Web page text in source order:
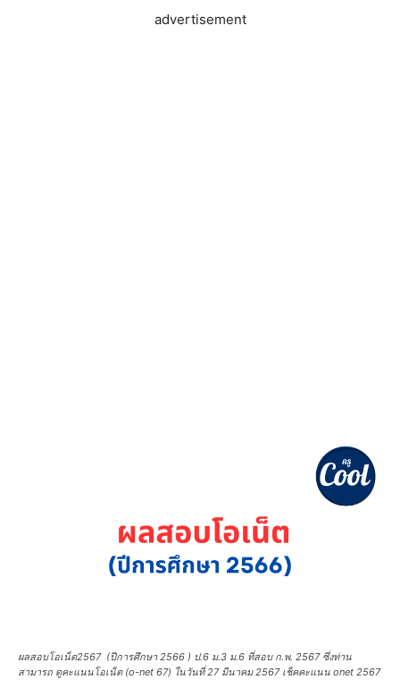
advertisement
ผลสอบโอเน็ต2567 (ปีการศึกษา 2566 ) ป.6 ม.3 ม.6 ที่สอบ ก.พ. 2567 ซึ่งท่าน
สามารถ ดูคะแนนโอเน็ต (o-net 67) ในวันที่ 27 มีนาคม 2567 เช็คคะแนน onet 2567